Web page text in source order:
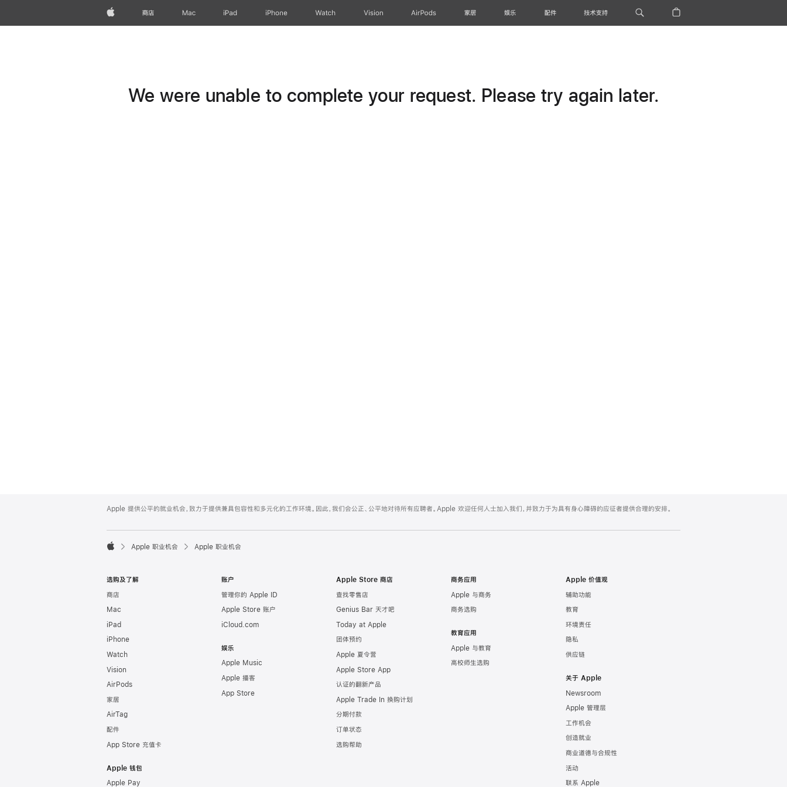
Apple 商店 Mac iPad iPhone Watch Vision AirPods 家居 娱乐 配件 技术支持
We were unable to complete your request. Please try again later.
Footer
Apple 提供公平的就业机会，致力于提供兼具包容性和多元化的工作环境。因此，我们会公正、公平地对待所有应聘者。Apple 欢迎任何人士加入我们，并致力于为具有身心障碍的应征者提供合理的安排。

Apple 职业机会 Apple 职业机会
选购及了解
商店
Mac
iPad
iPhone
Watch
Vision
AirPods
家居
AirTag
配件
App Store 充值卡
Apple 钱包
Apple Pay
账户
管理你的 Apple ID
Apple Store 账户
iCloud.com
娱乐
Apple Music
Apple 播客
App Store
Apple Store 商店
查找零售店
Genius Bar 天才吧
Today at Apple
团体预约
Apple 夏令营
Apple Store App
认证的翻新产品
Apple Trade In 换购计划
分期付款
订单状态
选购帮助
商务应用
Apple 与商务
商务选购
教育应用
Apple 与教育
高校师生选购
Apple 价值观
辅助功能
教育
环境责任
隐私
供应链
关于 Apple
Newsroom
Apple 管理层
工作机会
创造就业
商业道德与合规性
活动
联系 Apple